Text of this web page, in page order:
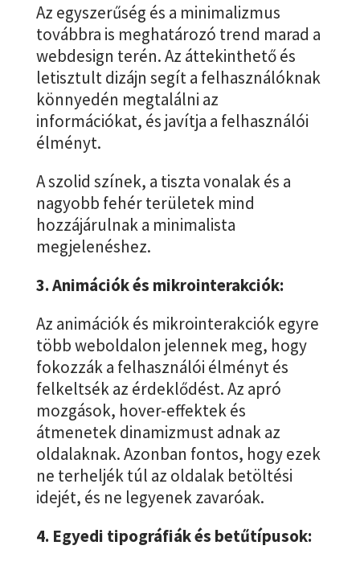
Az egyszerűség és a minimalizmus
továbbra is meghatározó trend marad a
webdesign terén. Az áttekinthető és
letisztult dizájn segít a felhasználóknak
könnyedén megtalálni az
információkat, és javítja a felhasználói
élményt.
A szolid színek, a tiszta vonalak és a
nagyobb fehér területek mind
hozzájárulnak a minimalista
megjelenéshez.
3. Animációk és mikrointerakciók:
Az animációk és mikrointerakciók egyre
több weboldalon jelennek meg, hogy
fokozzák a felhasználói élményt és
felkeltsék az érdeklődést. Az apró
mozgások, hover-effektek és
átmenetek dinamizmust adnak az
oldalaknak. Azonban fontos, hogy ezek
ne terheljék túl az oldalak betöltési
idejét, és ne legyenek zavaróak.
4. Egyedi tipográfiák és betűtípusok: